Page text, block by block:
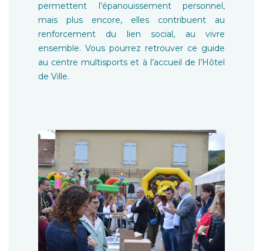
permettent l’épanouissement personnel,
mais plus encore, elles contribuent au
renforcement du lien social, au vivre
ensemble. Vous pourrez retrouver ce guide
au centre multisports et à l’accueil de l’Hôtel
de Ville.